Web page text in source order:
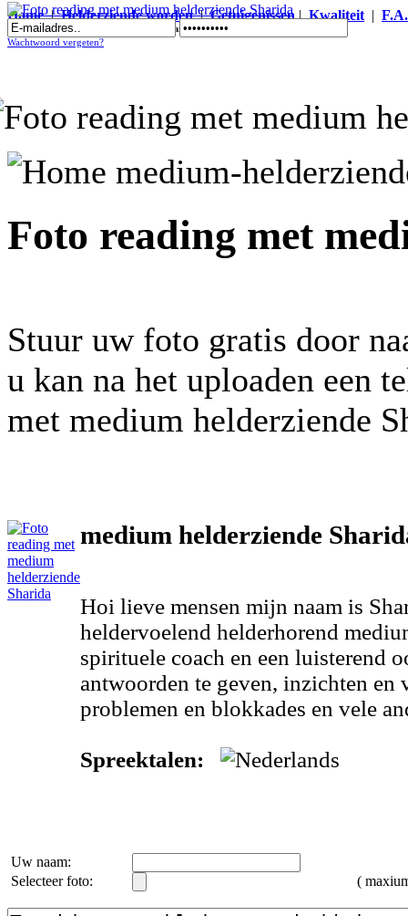
Home|Helderziende worden|Getuigenissen|Kwaliteit |
Foto reading met medium helderziende Sharida
Wachtwoord vergeten?
Foto reading met
Stuur uw foto gratis door
u kan na het uploaden een
met medium helderziende
medium helderziende
Hoi lieve mensen mijn naam is
heldervoelend helderhorend
spirituele coach en een luisterend
antwoorden te geven, inzichten en
problemen en blokkades en vele
Spreektalen:
Uw naam:
Selecteer foto:
(